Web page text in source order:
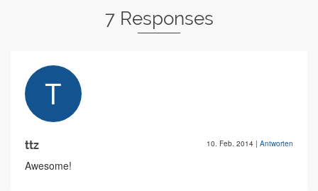
7 Responses
ttz 10. Feb. 2014 | Antworten
Awesome!